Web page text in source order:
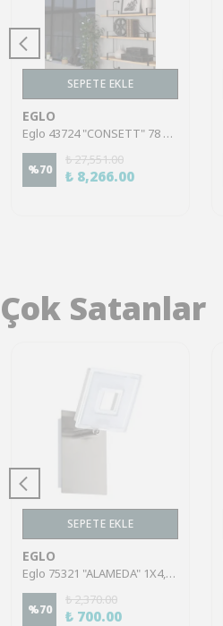
SEPETE EKLE
EGLO
Eglo 43724 "CONSETT" 78 Cm Uzunluğunda Çelik, Ahşap Siyah, Kahverengi Tavan Armatürü
%70
₺ 27,551.00
₺ 8,266.00
Çok Satanlar
SEPETE EKLE
EGLO
Eglo 75321 "ALAMEDA" 1X4,5W Çelik Nikel Mat Sıva Üstü Spot
%70
₺ 2,370.00
₺ 700.00